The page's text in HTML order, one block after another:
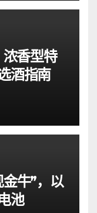
香型特
酒指南
牛”，以
池